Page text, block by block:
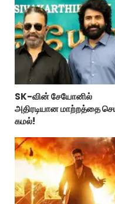
SK-வின் சேயோனில்
அதிரடியான மாற்றத்தை
கமல்!